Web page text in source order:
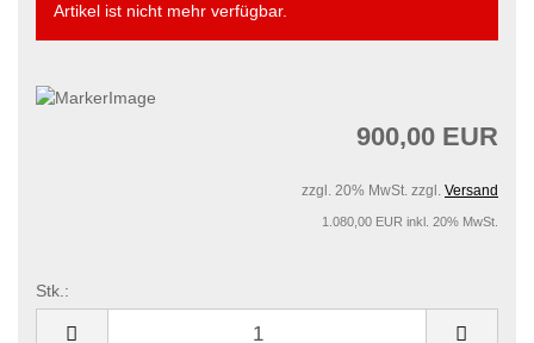
Artikel ist nicht mehr verfügbar.
900,00 EUR
zzgl. 20% MwSt. zzgl. Versand
1.080,00 EUR inkl. 20% MwSt.
Stk.: